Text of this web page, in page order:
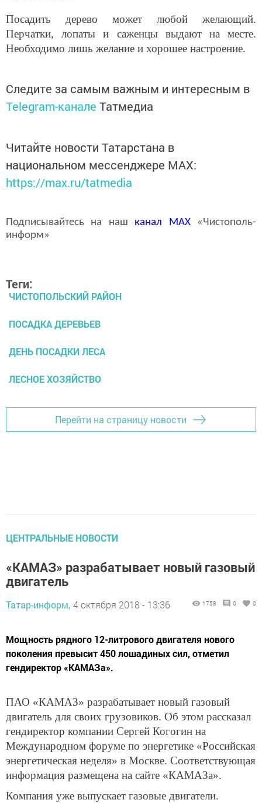
Посадить дерево может любой желающий.
Перчатки, лопаты и саженцы выдают на месте.
Необходимо лишь желание и хорошее настроение.
Следите за самым важным и интересным в
Telegram-канале Татмедиа
Читайте новости Татарстана в
национальном мессенджере MАХ:
https://max.ru/tatmedia
Подписывайтесь на наш канал MAX«Чистополь-
информ»
Теги:
ЧИСТОПОЛЬСКИЙ РАЙОН
ПОСАДКА ДЕРЕВЬЕВ
ДЕНЬ ПОСАДКИ ЛЕСА
ЛЕСНОЕ ХОЗЯЙСТВО
Перейти на страницу новости
ЦЕНТРАЛЬНЫЕ НОВОСТИ
«КАМАЗ» разрабатывает новый газовый
двигатель
Татар-информ, 4 октября 2018 - 13:36 1758 0 0
Мощность рядного 12-литрового двигателя нового
поколения превысит 450 лошадиных сил, отметил
гендиректор «КАМАЗа».
ПАО «КАМАЗ» разрабатывает новый газовый
двигатель для своих грузовиков. Об этом рассказал
гендиректор компании Сергей Когогин на
Международном форуме по энергетике «Российская
энергетическая неделя» в Москве. Соответствующая
информация размещена на сайте «КАМАЗа».
Компания уже выпускает газовые двигатели.